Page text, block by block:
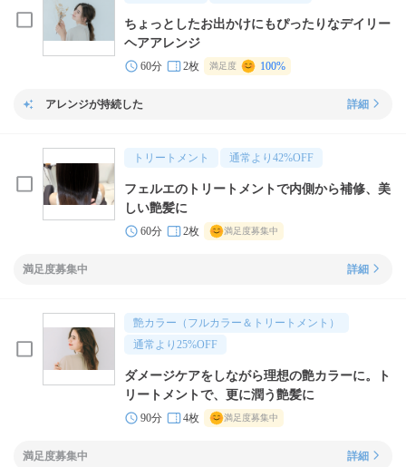
ちょっとしたお出かけにもぴったりなデイリー
ヘアアレンジ
60分 2枚 満足度 100%
アレンジが持続した 詳細
トリートメント 通常より 42%OFF
フェルエのトリートメントで内側から補修、美
しい艶髪に
60分 2枚 満足度募集中
満足度募集中 詳細
艶カラー（フルカラー＆トリートメント）
通常より 25%OFF
ダメージケアをしながら理想の艶カラーに。ト
リートメントで、更に潤う艶髪に
90分 4枚 満足度募集中
満足度募集中 詳細